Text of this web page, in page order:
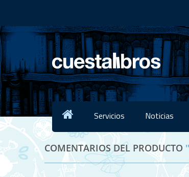
Servicios Noticias
COMENTARIOS DEL PRODUCTO